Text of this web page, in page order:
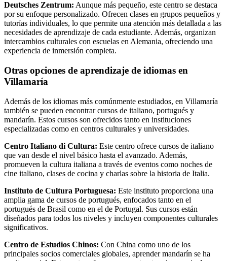
Deutsches Zentrum: Aunque más pequeño, este centro se destaca
por su enfoque personalizado. Ofrecen clases en grupos pequeños y
tutorías individuales, lo que permite una atención más detallada a las
necesidades de aprendizaje de cada estudiante. Además, organizan
intercambios culturales con escuelas en Alemania, ofreciendo una
experiencia de inmersión completa.
Otras opciones de aprendizaje de idiomas en
Villamaría
Además de los idiomas más comúnmente estudiados, en Villamaría
también se pueden encontrar cursos de italiano, portugués y
mandarín. Estos cursos son ofrecidos tanto en instituciones
especializadas como en centros culturales y universidades.
Centro Italiano di Cultura: Este centro ofrece cursos de italiano
que van desde el nivel básico hasta el avanzado. Además,
promueven la cultura italiana a través de eventos como noches de
cine italiano, clases de cocina y charlas sobre la historia de Italia.
Instituto de Cultura Portuguesa: Este instituto proporciona una
amplia gama de cursos de portugués, enfocados tanto en el
portugués de Brasil como en el de Portugal. Sus cursos están
diseñados para todos los niveles y incluyen componentes culturales
significativos.
Centro de Estudios Chinos: Con China como uno de los
principales socios comerciales globales, aprender mandarín se ha